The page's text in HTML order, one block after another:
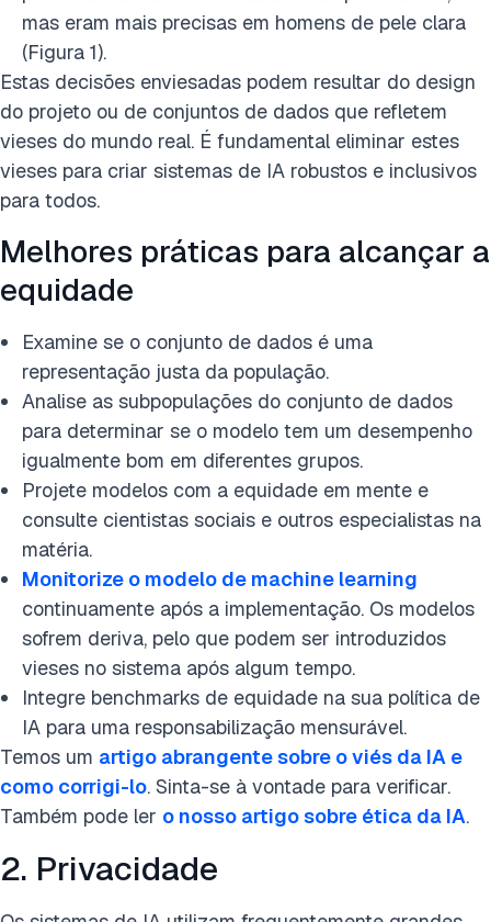
mas eram mais precisas em homens de pele clara
(Figura 1).
Estas decisões enviesadas podem resultar do design
do projeto ou de conjuntos de dados que refletem
vieses do mundo real. É fundamental eliminar estes
vieses para criar sistemas de IA robustos e inclusivos
para todos.
Melhores práticas para alcançar a
equidade
Examine se o conjunto de dados é uma
representação justa da população.
Analise as subpopulações do conjunto de dados
para determinar se o modelo tem um desempenho
igualmente bom em diferentes grupos.
Projete modelos com a equidade em mente e
consulte cientistas sociais e outros especialistas na
matéria.
Monitorize o modelo de machine learning
continuamente após a implementação. Os modelos
sofrem deriva, pelo que podem ser introduzidos
vieses no sistema após algum tempo.
Integre benchmarks de equidade na sua política de
IA para uma responsabilização mensurável.
Temos um artigo abrangente sobre o viés da IA e
como corrigi-lo. Sinta-se à vontade para verificar.
Também pode ler o nosso artigo sobre ética da IA.
2. Privacidade